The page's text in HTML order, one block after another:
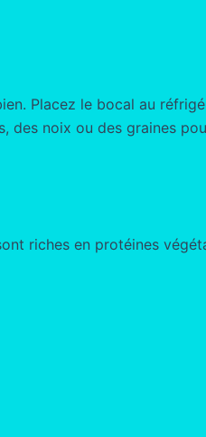
Placez le bocal au
des noix ou des graines
riches en protéines